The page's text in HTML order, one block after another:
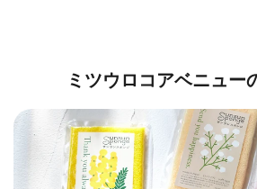
ミツウロコアベニュー